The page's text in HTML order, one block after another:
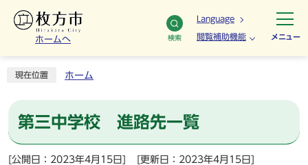
ホームへ 検索
Language
閲覧補助機能 メニュー
現在位置 ホーム
第三中学校 進路先一覧
[公開日：2023年4月15日]
[更新日：2023年4月15日]